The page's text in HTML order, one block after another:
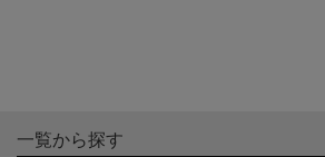
一覧から探す